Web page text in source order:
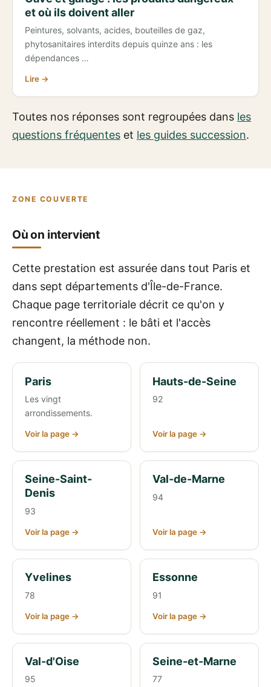
et où ils doivent aller
Peintures, solvants, acides, bouteilles de gaz,
phytosanitaires interdits depuis quinze ans : les
dépendances …
Lire →
Toutes nos réponses sont regroupées dans les
questions fréquentes et les guides succession.
ZONE COUVERTE
Où on intervient
Cette prestation est assurée dans tout Paris et
dans sept départements d'Île-de-France.
Chaque page territoriale décrit ce qu'on y
rencontre réellement : le bâti et l'accès
changent, la méthode non.
Paris
Les vingt
arrondissements.
Voir la page →
Hauts-de-Seine
92
Voir la page →
Seine-Saint-
Denis
93
Voir la page →
Val-de-Marne
94
Voir la page →
Yvelines
78
Voir la page →
Essonne
91
Voir la page →
Val-d'Oise
95
Seine-et-Marne
77